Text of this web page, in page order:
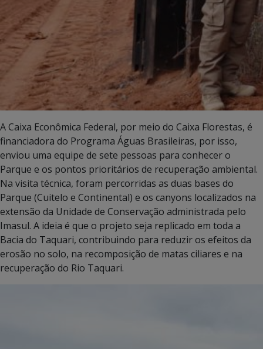
A Caixa Econômica Federal, por meio do Caixa Florestas, é
financiadora do Programa Águas Brasileiras, por isso,
enviou uma equipe de sete pessoas para conhecer o
Parque e os pontos prioritários de recuperação ambiental.
Na visita técnica, foram percorridas as duas bases do
Parque (Cuitelo e Continental) e os canyons localizados na
extensão da Unidade de Conservação administrada pelo
Imasul. A ideia é que o projeto seja replicado em toda a
Bacia do Taquari, contribuindo para reduzir os efeitos da
erosão no solo, na recomposição de matas ciliares e na
recuperação do Rio Taquari.